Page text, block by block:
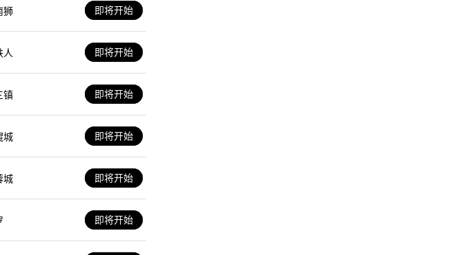
狮 即将开始
人 即将开始
镇 即将开始
城 即将开始
城 即将开始
即将开始